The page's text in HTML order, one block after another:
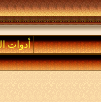
أدوات